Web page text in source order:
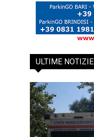
ULTIME NOTIZIE